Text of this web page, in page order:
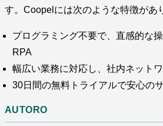
す。Coopelには次のような特徴があ
プログラミング不要で、直感的な
RPA
幅広い業務に対応し、社内ネット
30日間の無料トライアルで安心の
AUTORO